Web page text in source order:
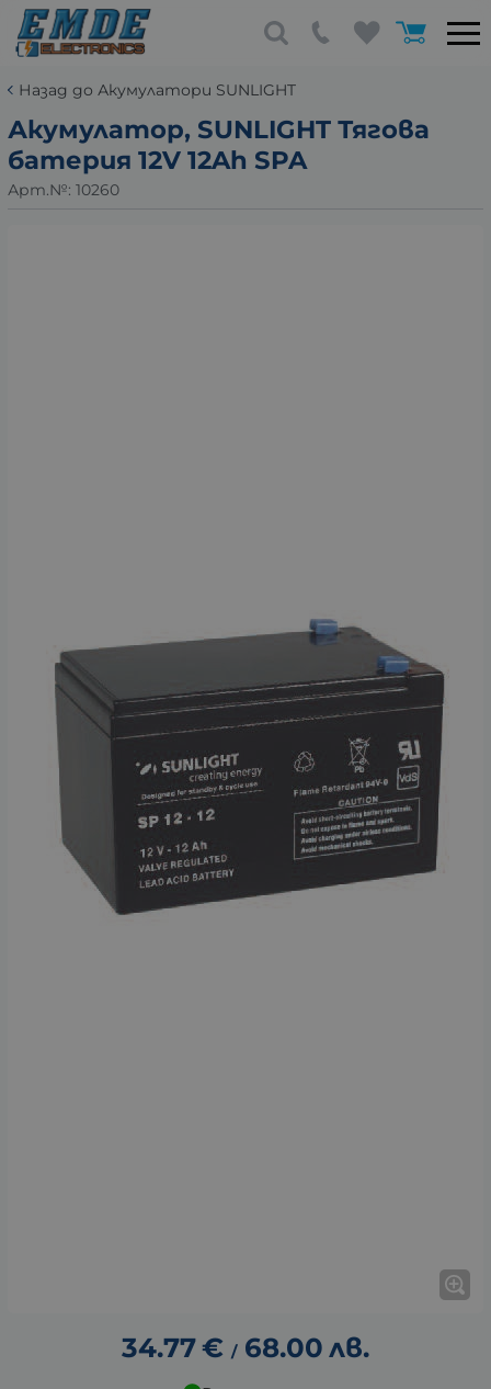
Назад до Акумулатори SUNLIGHT
Акумулатор, SUNLIGHT Тягова
батерия 12V 12Ah SPA
Арт.№: 10260
34.77€ / 68.00 лв.